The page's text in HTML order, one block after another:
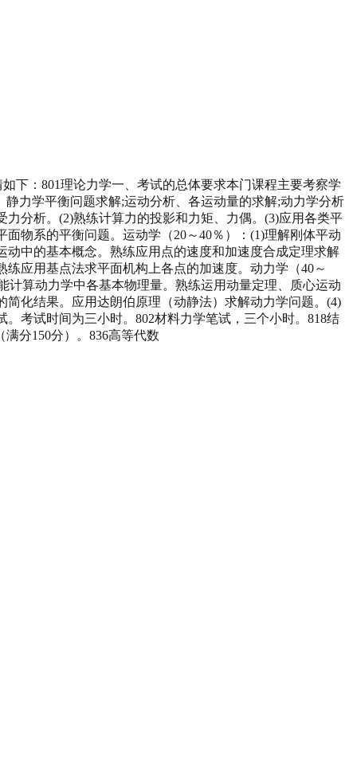
下：801理论力学一、考试的总体要求本门课程主要考察学
力学平衡问题求解;运动分析、各运动量的求解;动力学分析
分析。(2)熟练计算力的投影和力矩、力偶。(3)应用各类平
物系的平衡问题。运动学（20～40％）：(1)理解刚体平动
中的基本概念。熟练应用点的速度和加速度合成定理求解
应用基点法求平面机构上各点的加速度。动力学（40～
计算动力学中各基本物理量。熟练运用动量定理、质心运动
化结果。应用达朗伯原理（动静法）求解动力学问题。(4)
考试时间为三小时。802材料力学笔试，三个小时。818结
分150分）。836高等代数